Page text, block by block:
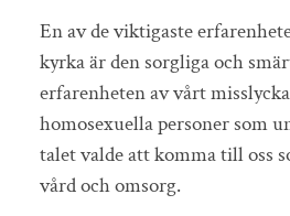
En av de viktigaste
kyrka är den sorgliga och
erfarenheten av vårt
homosexuella personer som
talet valde att komma till oss
vård och omsorg.